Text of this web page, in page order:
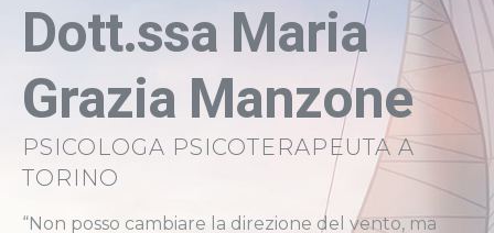
Dott.ssa Maria
Grazia Manzone
PSICOLOGA PSICOTERAPEUTA A
TORINO
“Non posso cambiare la direzione del vento, ma